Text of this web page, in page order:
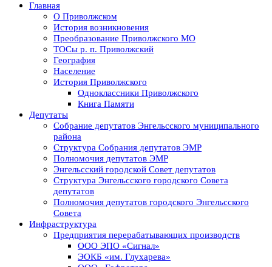
Главная
О Приволжском
История возникновения
Преобразование Приволжского МО
ТОСы р. п. Приволжский
География
Население
История Приволжского
Одноклассники Приволжского
Книга Памяти
Депутаты
Собрание депутатов Энгельсского муниципального
района
Структура Собрания депутатов ЭМР
Полномочия депутатов ЭМР
Энгельсский городской Совет депутатов
Структура Энгельсского городского Совета
депутатов
Полномочия депутатов городского Энгельсского
Совета
Инфраструктура
Предприятия перерабатывающих производств
ООО ЭПО «Сигнал»
ЭОКБ «им. Глухарева»